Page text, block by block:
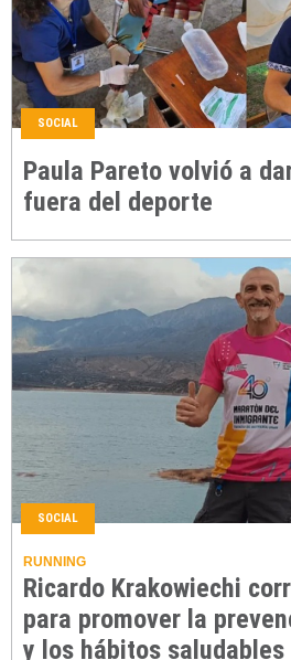
SOCIAL
Paula Pareto volvió a
fuera del deporte
SOCIAL
RUNNING
Ricardo Krakowiechi
para promover la
y los hábitos saludables